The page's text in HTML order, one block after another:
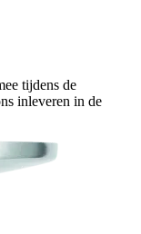
tijdens de
inleveren in de